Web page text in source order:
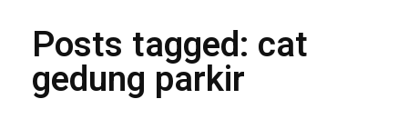
Posts tagged: cat
gedung parkir